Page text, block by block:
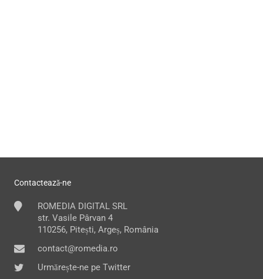
Contactează-ne
ROMEDIA DIGITAL SRL
str. Vasile Pârvan 4
110256, Pitești, Argeș, România
contact@romedia.ro
Urmărește-ne pe Twitter